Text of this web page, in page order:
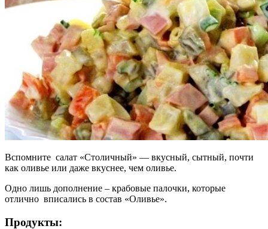
Вспомните салат «Столичный» — вкусный, сытный, почти
как оливье или даже вкуснее, чем оливье.
Одно лишь дополнение – крабовые палочки, которые
отлично вписались в состав «Оливье».
Продукты: